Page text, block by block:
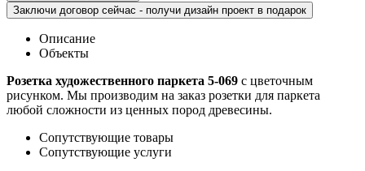
Заключи договор сейчас - получи дизайн проект в подарок
Описание
Объекты
Розетка художественного паркета 5-069 с цветочным
рисунком. Мы производим на заказ розетки для паркета
любой сложности из ценных пород древесины.
Сопутствующие товары
Сопутствующие услуги